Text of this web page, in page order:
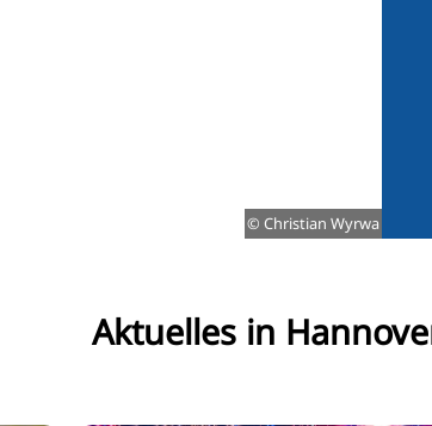
© Christian Wyrwa
Aktuelles in